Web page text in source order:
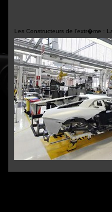
Les Constructeurs de l'extr�me :